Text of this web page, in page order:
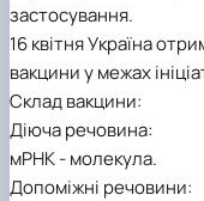
застосування.
16 квітня Україна
вакцини у межах
Склад вакцини:
Діюча речовина:
мРНК - молекула.
Допоміжні речовини: